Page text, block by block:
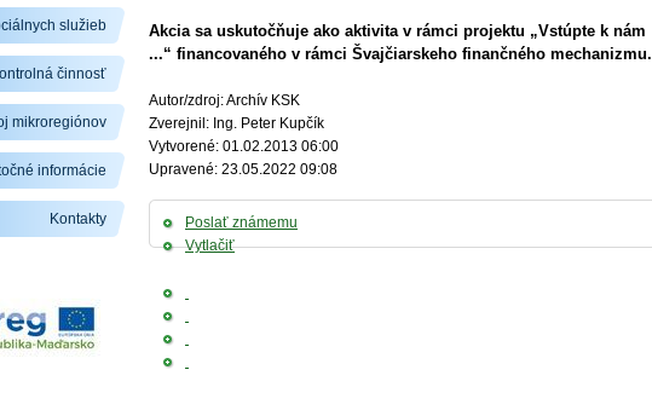
Akcia sa uskutočňuje ako aktivita v rámci projektu „Vstúpte k nám
...“ financovaného v rámci Švajčiarskeho finančného mechanizmu.
Autor/zdroj: Archív KSK
Zverejnil: Ing. Peter Kupčík
Vytvorené: 01.02.2013 06:00
Upravené: 23.05.2022 09:08
Poslať známemu
Vytlačiť
služieb
činnosť
mikroregiónov
informácie
Kontakty